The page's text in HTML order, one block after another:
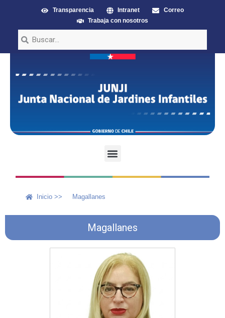
Transparencia Intranet
Correo
Trabaja con nosotros
Inicio >> Magallanes
Magallanes